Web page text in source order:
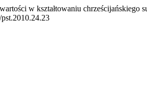
w kształtowaniu chrześcijańskiego